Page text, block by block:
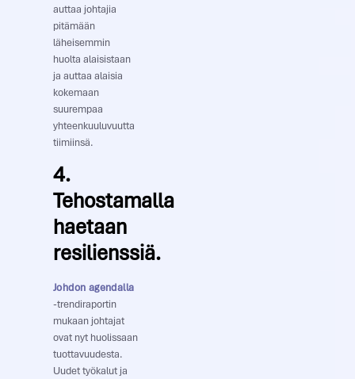
auttaa johtajia
pitämään
läheisemmin
huolta alaisistaan
ja auttaa alaisia
kokemaan
suurempaa
yhteenkuuluvuutta
tiimiinsä.
4.
Tehostamalla
haetaan
resilienssiä.
Johdon agendalla
-trendiraportin
mukaan johtajat
ovat nyt huolissaan
tuottavuudesta.
Uudet työkalut ja